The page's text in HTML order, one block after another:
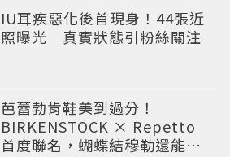
IU耳疾惡化後首現身！44張近
照曝光 真實狀態引粉絲關注
芭蕾勃肯鞋美到過分！
BIRKENSTOCK × Repetto
首度聯名，蝴蝶結穆勒還能綁